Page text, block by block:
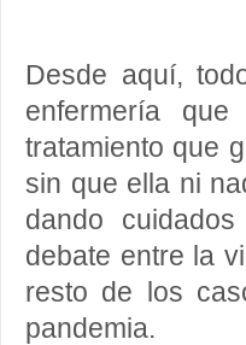
Desde aquí,
enfermería
tratamiento que
sin que ella ni
dando
debate entre la
resto de los
pandemia.